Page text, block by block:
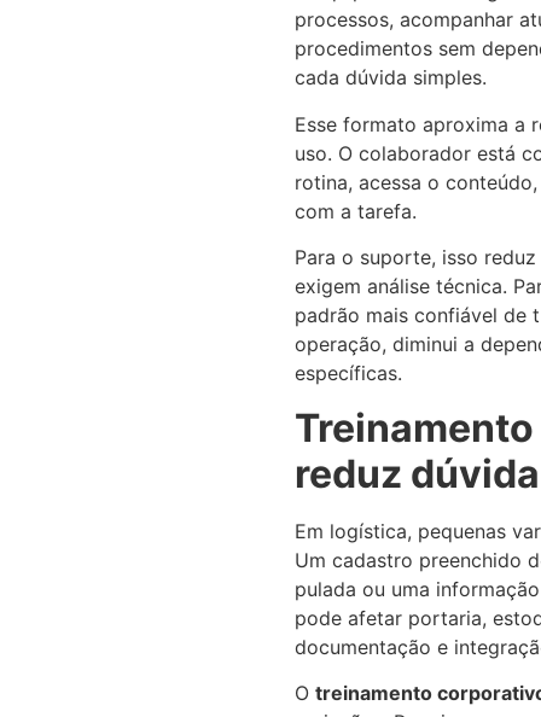
processos, acompanhar
procedimentos sem
cada dúvida simples.
Esse formato aproxima a
uso. O colaborador está
rotina, acessa o
com a tarefa.
Para o suporte, isso
exigem análise técnica.
padrão mais confiável de
operação, diminui a
específicas.
reduz
Em logística, pequenas
Um cadastro preenchido
pulada ou uma
pode afetar portaria,
documentação e
O treinamento